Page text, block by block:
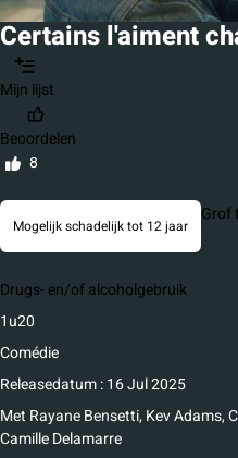
Certains l'aiment
Mijn lijst
Beoordelen
8
Mogelijk schadelijk tot 12 jaar
Grof
Drugs- en/of alcoholgebruik
1u20
Comédie
Releasedatum : 16 Jul 2025
Met Rayane Bensetti, Kev Adams,
Camille Delamarre